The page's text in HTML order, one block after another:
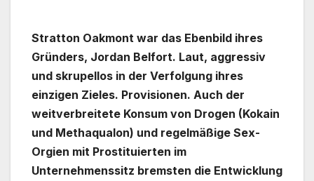
Stratton Oakmont war das Ebenbild ihres
Gründers, Jordan Belfort. Laut, aggressiv
und skrupellos in der Verfolgung ihres
einzigen Zieles. Provisionen. Auch der
weitverbreitete Konsum von Drogen (Kokain
und Methaqualon) und regelmäßige Sex-
Orgien mit Prostituierten im
Unternehmenssitz bremsten die Entwicklung